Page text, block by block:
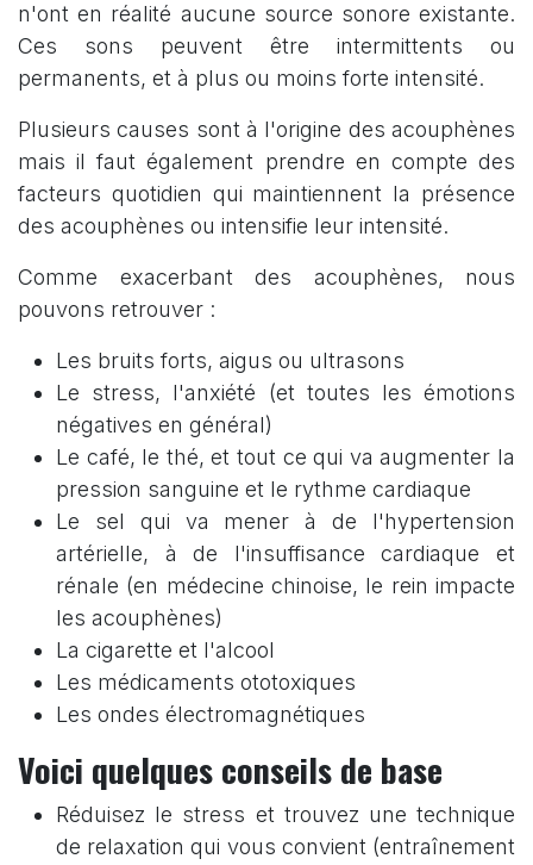
n'ont en réalité aucune source sonore existante.
Ces sons peuvent être intermittents ou
permanents, et à plus ou moins forte intensité.
Plusieurs causes sont à l'origine des acouphènes
mais il faut également prendre en compte des
facteurs quotidien qui maintiennent la présence
des acouphènes ou intensifie leur intensité.
Comme exacerbant des acouphènes, nous
pouvons retrouver :
Les bruits forts, aigus ou ultrasons
Le stress, l'anxiété (et toutes les émotions
négatives en général)
Le café, le thé, et tout ce qui va augmenter la
pression sanguine et le rythme cardiaque
Le sel qui va mener à de l'hypertension
artérielle, à de l'insuffisance cardiaque et
rénale (en médecine chinoise, le rein impacte
les acouphènes)
La cigarette et l'alcool
Les médicaments ototoxiques
Les ondes électromagnétiques
Voici quelques conseils de base
Réduisez le stress et trouvez une technique
de relaxation qui vous convient (entraînement